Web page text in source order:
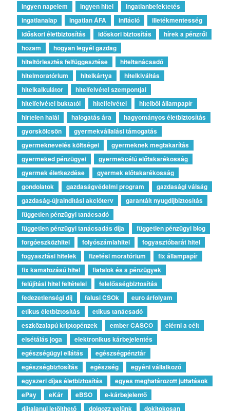
ingyen napelem
ingyen hitel
ingatlanbefektetés
ingatlanalap
ingatlan ÁFA infláció
illetékmentesség
időskori életbiztosítás
időskori biztosítás
hírek a pénzről
hozam
hogyan legyél gazdag
hiteltörlesztés felfüggesztése
hiteltanácsadó
hitelmoratórium
hitelkártya
hitelkiváltás
hitelkalkulátor
hitelfelvétel szempontjai
hitelfelvétel buktatói
hitelfelvétel
hitelből állampapír
hirtelen halál
halogatás ára
hagyományos életbiztosítás
gyorskölcsön
gyermekvállalási támogatás
gyermeknevelés költségei
gyermeknek megtakarítás
gyermeked pénzügyei
gyermekcélú előtakarékosság
gyermek életkezdése
gyermek előtakarékosság
gondolatok
gazdaságvédelmi program
gazdasági válság
gazdaság-újraindítási akcióterv
garantált nyugdíjbiztosítás
független pénzügyi tanácsadó
független pénzügyi tanácsadás díja
független pénzügyi blog
forgóeszközhitel
folyószámlahitel
fogyasztóbarát hitel
fogyasztási hitelek
fizetési moratórium
fix állampapír
fix kamatozású hitel
fiatalok és a pénzügyek
felújítási hitel feltételei
felelősségbiztosítás
fedezetlenségi díj
falusi CSOk
euro árfolyam
etikus életbiztosítás
etikus tanácsadó
eszközalapú kriptopénzek
ember CASCO
elérni a célt
elsétálás joga
elektronikus kárbejelentés
egészségügyi ellátás
egészségpénztár
egészségbiztosítás
egészség
egyéni vállalkozó
egyszeri díjas életbiztosítás
egyes meghatározott juttatások
ePay
eKár eBSO
e-kárbejelentő
díjtalanul letölthető
dolgozz velünk
dokitokosan